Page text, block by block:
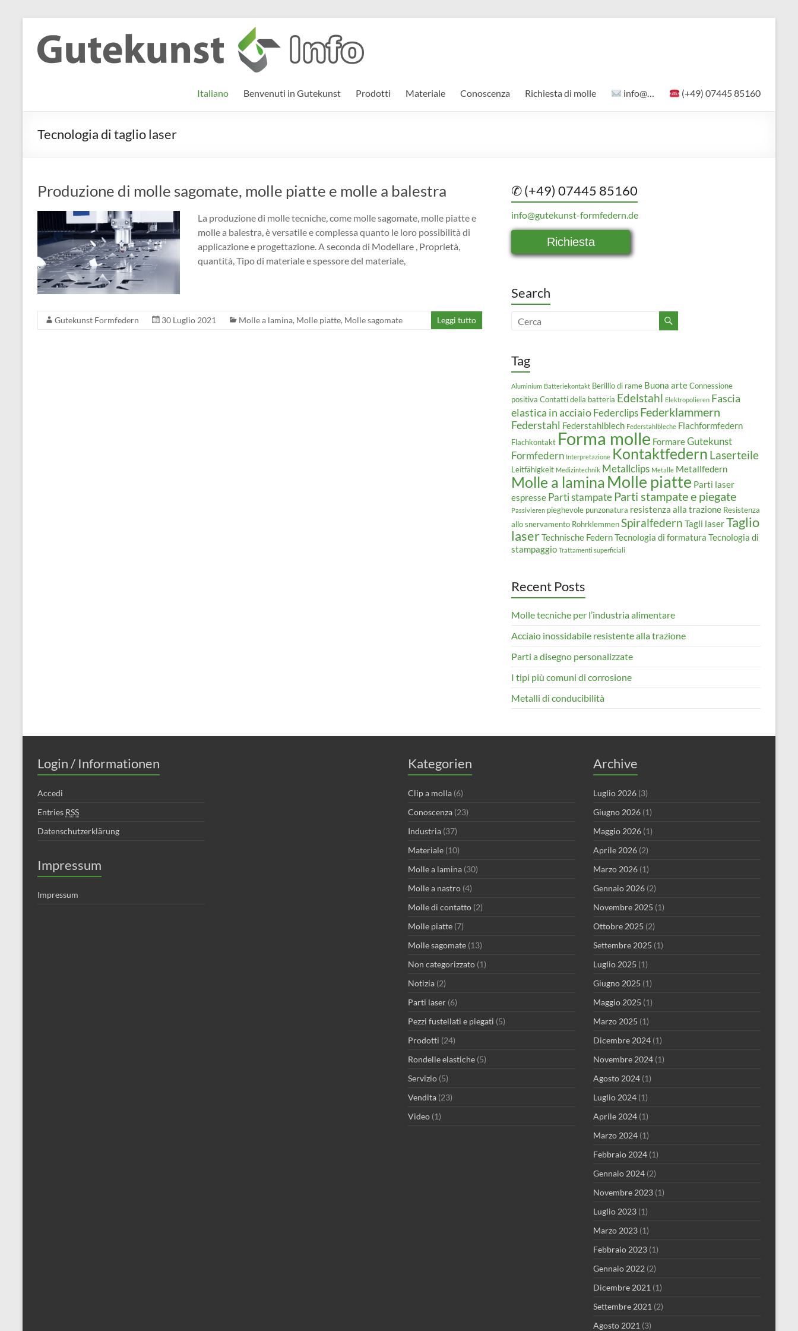
contenuto
Gutekunst
Formfedern
Informationen
und
Wissenswertes
Italiano Benvenuti in Gutekunst Prodotti Materiale Conoscenza Richiesta di molle info@… (+49) 07445 85160
Tecnologia di taglio laser
Produzione di molle sagomate, molle piatte e molle a balestra
La produzione di molle tecniche, come molle sagomate, molle piatte e
molle a balestra, è versatile e complessa quanto le loro possibilità di
applicazione e progettazione. A seconda di Modellare , Proprietà,
quantità, Tipo di materiale e spessore del materiale,
Gutekunst Formfedern 30 Luglio 2021 Molle a lamina, Molle piatte, Molle sagomate Leggi tutto
✆ (+49) 07445 85160
info@gutekunst-formfedern.de
Richiesta
Search
Tag
Aluminium Batteriekontakt Berillio di rame Buona arteConnessione
positiva Contatti della batteria Edelstahl Elektropolieren Fascia
elastica in acciaioFederclipsFederklammern
Federstahl Federstahlblech Federstahlbleche Flachformfedern
Flachkontakt Forma molle FormareGutekunst
Formfedern Interpretazione Kontaktfedern Laserteile
Leitfähigkeit Medizintechnik Metallclips Metalle Metallfedern
Molle a lamina Molle piatte Parti laser
espresse Parti stampate Parti stampate e piegate
Passivieren pieghevole punzonatura resistenza alla trazione Resistenza
allo snervamento RohrklemmenSpiralfedern Tagli laserTaglio
laserTechnische FedernTecnologia di formatura Tecnologia di
stampaggio Trattamenti superficiali
Recent Posts
Molle tecniche per l’industria alimentare
Acciaio inossidabile resistente alla trazione
Parti a disegno personalizzate
I tipi più comuni di corrosione
Metalli di conducibilità
Login / Informationen
Accedi
Entries RSS
Datenschutzerklärung
Impressum
Impressum
Kategorien
Clip a molla (6)
Conoscenza (23)
Industria (37)
Materiale (10)
Molle a lamina (30)
Molle a nastro (4)
Molle di contatto (2)
Molle piatte (7)
Molle sagomate (13)
Non categorizzato (1)
Notizia (2)
Parti laser (6)
Pezzi fustellati e piegati (5)
Prodotti (24)
Rondelle elastiche (5)
Servizio (5)
Vendita (23)
Video (1)
Archive
Luglio 2026 (3)
Giugno 2026 (1)
Maggio 2026 (1)
Aprile 2026 (2)
Marzo 2026 (1)
Gennaio 2026 (2)
Novembre 2025 (1)
Ottobre 2025 (2)
Settembre 2025 (1)
Luglio 2025 (1)
Giugno 2025 (1)
Maggio 2025 (1)
Marzo 2025 (1)
Dicembre 2024 (1)
Novembre 2024 (1)
Agosto 2024 (1)
Luglio 2024 (1)
Aprile 2024 (1)
Marzo 2024 (1)
Febbraio 2024 (1)
Gennaio 2024 (2)
Novembre 2023 (1)
Luglio 2023 (1)
Marzo 2023 (1)
Febbraio 2023 (1)
Gennaio 2022 (2)
Dicembre 2021 (1)
Settembre 2021 (2)
Agosto 2021 (3)